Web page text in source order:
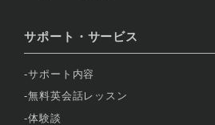
サポート・サービス
サポート内容
無料英会話レッスン
体験談